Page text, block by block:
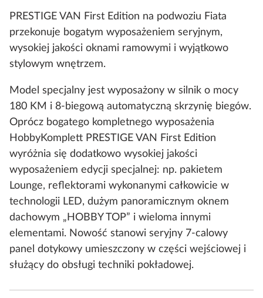
PRESTIGE VAN First Edition na podwoziu Fiata
przekonuje bogatym wyposażeniem seryjnym,
wysokiej jakości oknami ramowymi i wyjątkowo
stylowym wnętrzem.
Model specjalny jest wyposażony w silnik o mocy
180 KM i 8-biegową automatyczną skrzynię biegów.
Oprócz bogatego kompletnego wyposażenia
HobbyKomplett PRESTIGE VAN First Edition
wyróżnia się dodatkowo wysokiej jakości
wyposażeniem edycji specjalnej: np. pakietem
Lounge, reflektorami wykonanymi całkowicie w
technologii LED, dużym panoramicznym oknem
dachowym „HOBBY TOP” i wieloma innymi
elementami. Nowość stanowi seryjny 7-calowy
panel dotykowy umieszczony w części wejściowej i
służący do obsługi techniki pokładowej.